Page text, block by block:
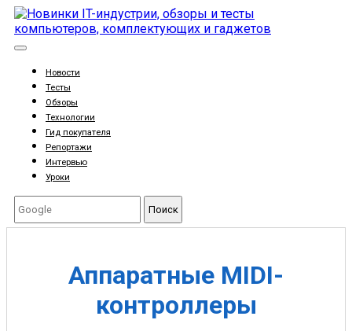
Новости
Тесты
Обзоры
Технологии
Гид покупателя
Репортажи
Интервью
Уроки
Поиск
Аппаратные MIDI-
контроллеры